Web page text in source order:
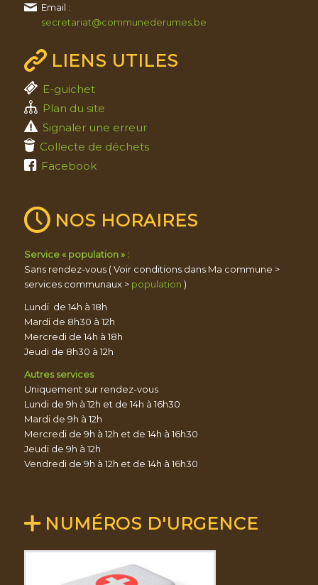
Email :
secretariat@communederumes.be
LIENS UTILES
E-guichet
Plan du site
Signaler une erreur
Collecte de déchets
Facebook
NOS HORAIRES
Service « population » :
Sans rendez-vous ( Voir conditions dans Ma commune >
services communaux > population )
Lundi de 14h à 18h
Mardi de 8h30 à 12h
Mercredi de 14h à 18h
Jeudi de 8h30 à 12h
Autres services
Uniquement sur rendez-vous
Lundi de 9h à 12h et de 14h à 16h30
Mardi de 9h à 12h
Mercredi de 9h à 12h et de 14h à 16h30
Jeudi de 9h à 12h
Vendredi de 9h à 12h et de 14h à 16h30
NUMÉROS D'URGENCE